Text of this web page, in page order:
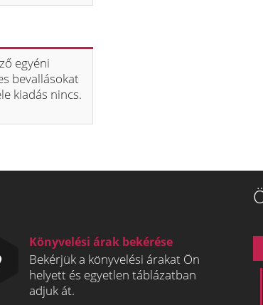
egyéni
bevallásokat
kiadás nincs.
Könyvelési árak bekérése
Bekérjük a könyvelési árakat Ön
helyett és egyetlen táblázatban
adjuk át.